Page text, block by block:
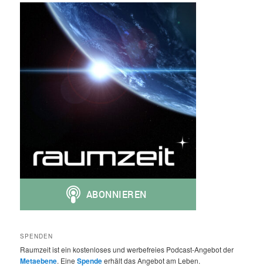
SPENDEN
Raumzeit ist ein kostenloses und werbefreies Podcast-Angebot der
Metaebene. EineSpendeerhält das Angebot am Leben.